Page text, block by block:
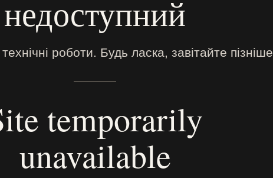
недоступний
роботи. Будь ласка, завітайте пізніше.
temporarily
unavailable